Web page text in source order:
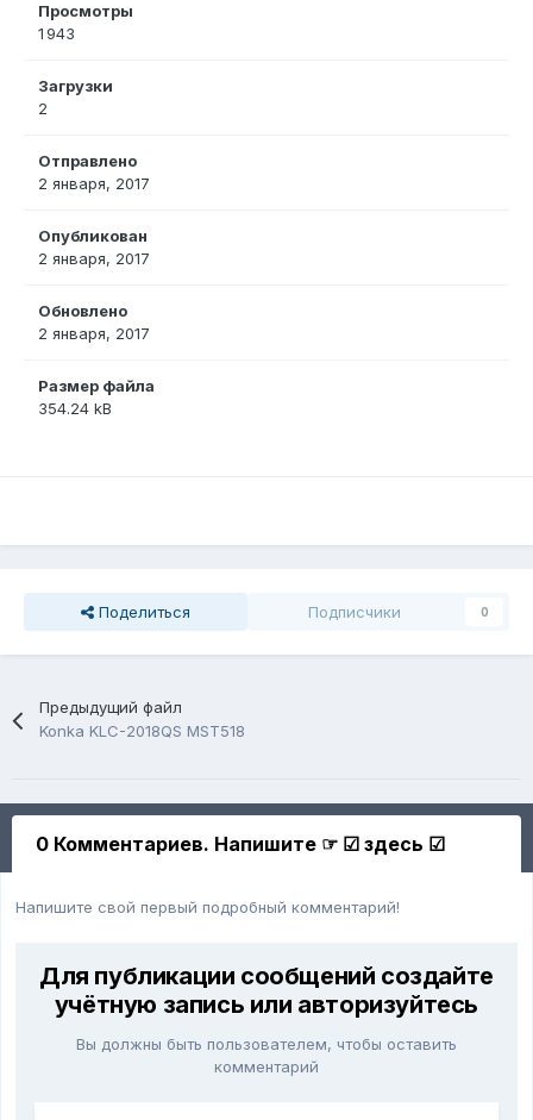
Просмотры
1 943
Загрузки
2
Отправлено
2 января, 2017
Опубликован
2 января, 2017
Обновлено
2 января, 2017
Размер файла
354.24 kB
Поделиться Подписчики 0
Предыдущий файл
Konka KLC-2018QS MST518
0 Комментариев. Напишите ☞ ☑ здесь ☑
Напишите свой первый подробный комментарий!
Для публикации сообщений создайте
учётную запись или авторизуйтесь
Вы должны быть пользователем, чтобы оставить
комментарий